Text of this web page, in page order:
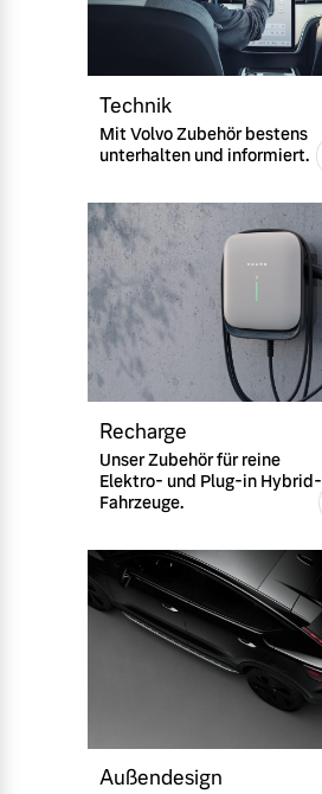
Technik
Mit Volvo Zubehör bestens
unterhalten und informiert.
Recharge
Unser Zubehör für reine
Elektro- und Plug-in Hybrid-
Fahrzeuge.
Außendesign